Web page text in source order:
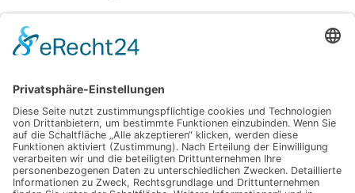
Autoflower Samen entdecken: So findest du die besten Sorten
November 30, 2025
Tradition trifft Moderne: Hanf als Lifestyle-Highlight
März 23, 2025
Überraschende Erkenntnisse: Wie CBD die Schlafqualität
verbessern kann